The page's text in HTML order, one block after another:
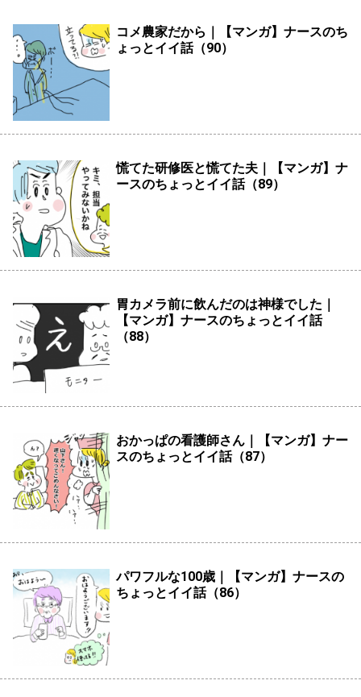
コメ農家だから｜【マンガ】ナースのち
ょっとイイ話（90）
慌てた研修医と慌てた夫｜【マンガ】ナ
ースのちょっとイイ話（89）
胃カメラ前に飲んだのは神様でした｜
【マンガ】ナースのちょっとイイ話
（88）
おかっぱの看護師さん｜【マンガ】ナー
スのちょっとイイ話（87）
パワフルな100歳｜【マンガ】ナースの
ちょっとイイ話（86）